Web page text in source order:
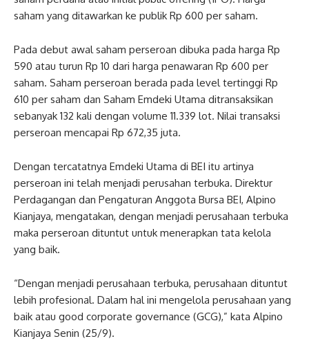
saham yang ditawarkan ke publik Rp 600 per saham.
Pada debut awal saham perseroan dibuka pada harga Rp
590 atau turun Rp 10 dari harga penawaran Rp 600 per
saham. Saham perseroan berada pada level tertinggi Rp
610 per saham dan Saham Emdeki Utama ditransaksikan
sebanyak 132 kali dengan volume 11.339 lot. Nilai transaksi
perseroan mencapai Rp 672,35 juta.
Dengan tercatatnya Emdeki Utama di BEI itu artinya
perseroan ini telah menjadi perusahan terbuka. Direktur
Perdagangan dan Pengaturan Anggota Bursa BEI, Alpino
Kianjaya, mengatakan, dengan menjadi perusahaan terbuka
maka perseroan dituntut untuk menerapkan tata kelola
yang baik.
“Dengan menjadi perusahaan terbuka, perusahaan dituntut
lebih profesional. Dalam hal ini mengelola perusahaan yang
baik atau good corporate governance (GCG),” kata Alpino
Kianjaya Senin (25/9).